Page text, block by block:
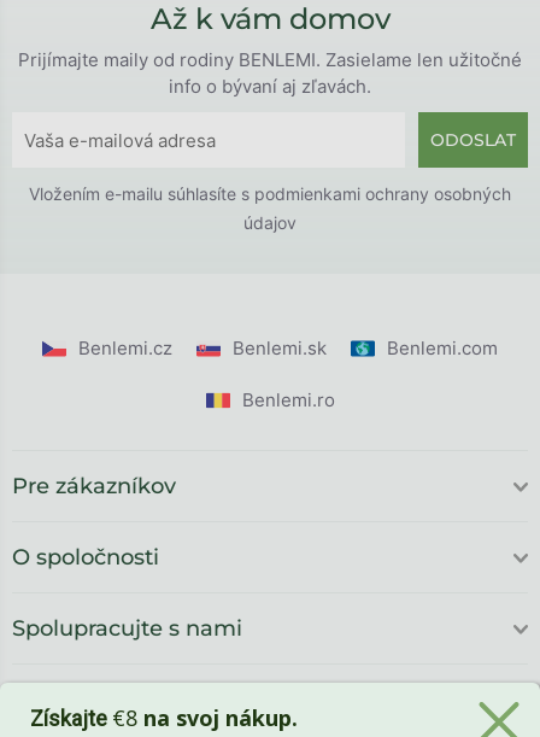
Až k vám domov
Prijímajte maily od rodiny BENLEMI. Zasielame len užitočné
info o bývaní aj zľavách.
ODOSLAT
Vložením e-mailu súhlasíte s podmienkami ochrany osobných
údajov
Benlemi.cz Benlemi.sk Benlemi.com
Benlemi.ro
Pre zákazníkov
O spoločnosti
Spolupracujte s nami
Získajte €8 na svoj nákup.